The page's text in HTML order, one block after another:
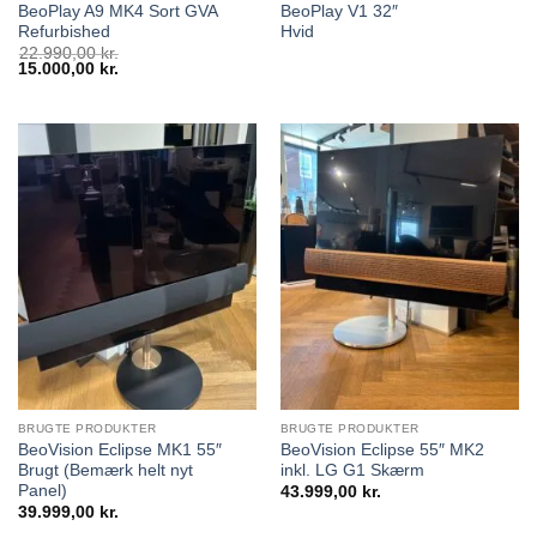
BeoPlay A9 MK4 Sort GVA
Refurbished
22.990,00kr.
Den
22.990,00 kr..
15.000,00 kr.
15.000,00 kr..
BeoPlay V1 32″
Hvid
BRUGTE PRODUKTER
BeoVision Eclipse MK1 55″
Brugt (Bemærk helt nyt
Panel)
39.999,00 kr.
BRUGTE PRODUKTER
BeoVision Eclipse 55″ MK2
inkl. LG G1 Skærm
43.999,00 kr.